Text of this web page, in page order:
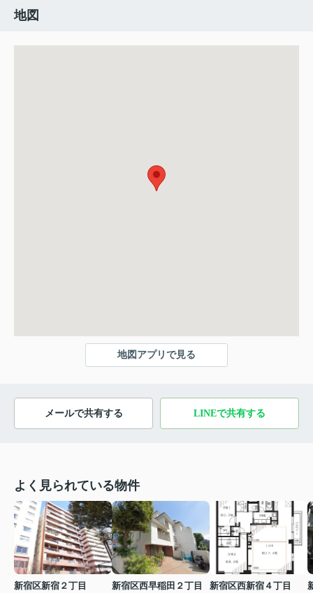
地図
地図アプリで見る
メールで共有する LINEで共有する
よく見られている物件
新宿区新宿２丁目
新宿区西早稲田２丁目
新宿区西新宿４丁目